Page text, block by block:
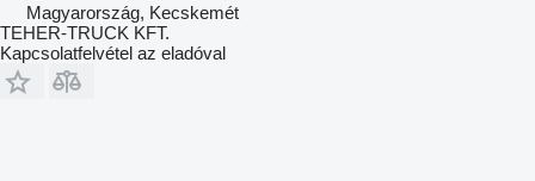
Magyarország, Kecskemét
TEHER-TRUCK KFT.
Kapcsolatfelvétel az eladóval